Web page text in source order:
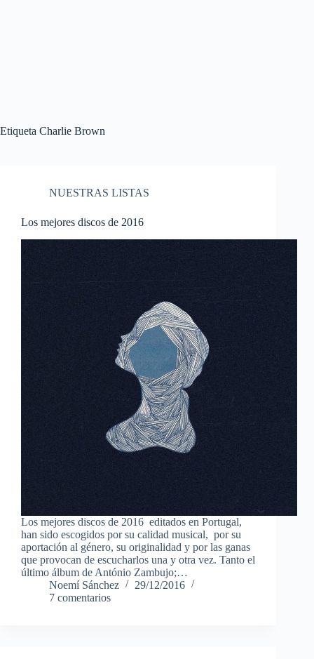
Etiqueta Charlie Brown
NUESTRAS LISTAS
Los mejores discos de 2016
Los mejores discos de 2016 editados en Portugal,
han sido escogidos por su calidad musical, por su
aportación al género, su originalidad y por las ganas
que provocan de escucharlos una y otra vez. Tanto el
último álbum de António Zambujo;…
Noemí Sánchez
29/12/2016
7 comentarios